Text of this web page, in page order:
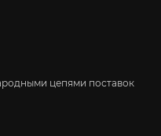
цепями поставок